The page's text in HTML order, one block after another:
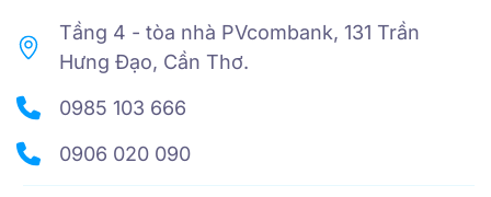
Tầng 4 - tòa nhà PVcombank, 131 Trần
Hưng Đạo, Cần Thơ.
0985 103 666
0906 020 090